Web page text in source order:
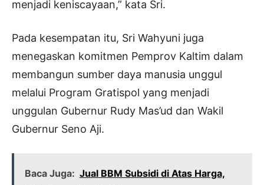
menjadi keniscayaan,” kata Sri.
Pada kesempatan itu, Sri Wahyuni juga
menegaskan komitmen Pemprov Kaltim dalam
membangun sumber daya manusia unggul
melalui Program Gratispol yang menjadi
unggulan Gubernur Rudy Mas’ud dan Wakil
Gubernur Seno Aji.
Baca Juga: Jual BBM Subsidi di Atas Harga,